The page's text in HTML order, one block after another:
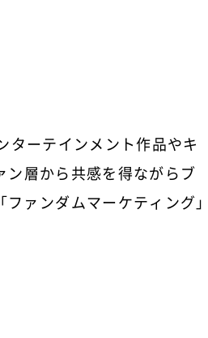
ターテインメント作品やキ
ン層から共感を得ながらブ
ァンダムマーケティング」